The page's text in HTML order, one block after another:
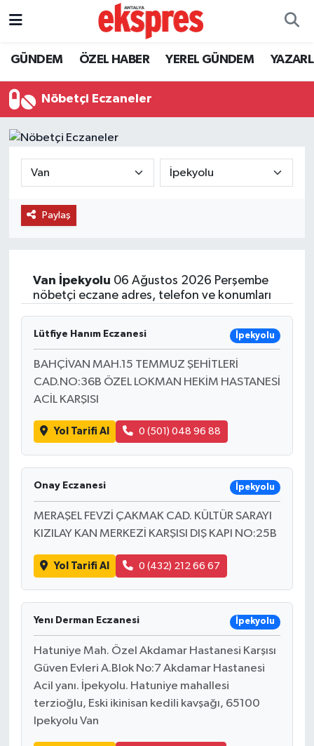
GÜNDEM ÖZEL HABER YEREL GÜNDEM
Nöbetçi Eczaneler
Paylaş
Van İpekyolu 06 Ağustos 2026 Perşembe
nöbetçi eczane adres, telefon ve konumları
Lütfiye Hanım Eczanesi İpekyolu
BAHÇİVAN MAH.15 TEMMUZ ŞEHİTLERİ
CAD.NO:36B ÖZEL LOKMAN HEKİM HASTANESİ
ACİL KARŞISI
Yol Tarifi Al 0 (501) 048 96 88
Onay Eczanesi İpekyolu
MERAŞEL FEVZİ ÇAKMAK CAD. KÜLTÜR SARAYI
KIZILAY KAN MERKEZİ KARŞISI DIŞ KAPI NO:25B
Yol Tarifi Al 0 (432) 212 66 67
Yenı Derman Eczanesi İpekyolu
Hatuniye Mah. Özel Akdamar Hastanesi Karşısı
Güven Evleri A.Blok No:7 Akdamar Hastanesi
Acil yanı. İpekyolu. Hatuniye mahallesi
terzioğlu, Eski ikinisan kedili kavşağı, 65100
Ipekyolu Van
ÖZEL HABER
EKONOMİ
SAĞLIK
DÜNYA
EĞİTİM
RÖPORTAJ
VİDEO HABERLER
YAZARLAR
RESMİ İLAN
MAGAZİN
Nöbetçi Eczaneler
Süper Lig Puan Durumu ve Fikstür